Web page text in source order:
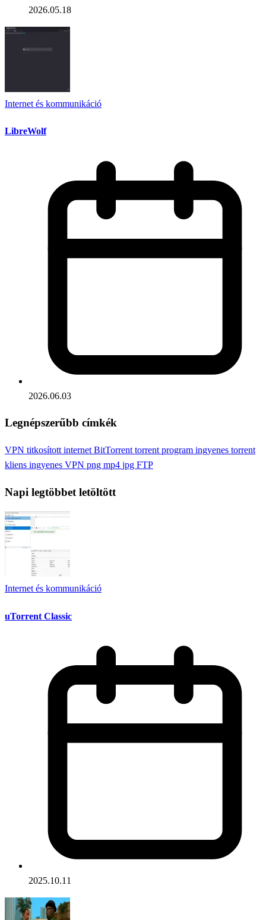
2026.05.18
Internet és kommunikáció
LibreWolf
2026.06.03
Legnépszerűbb címkék
VPN titkosított internet BitTorrent torrent program ingyenes torrent
kliens ingyenes VPN png mp4 jpg FTP
Napi legtöbbet letöltött
Internet és kommunikáció
uTorrent Classic
2025.10.11